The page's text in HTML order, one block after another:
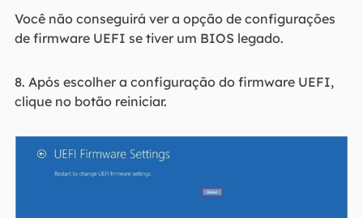
Você não conseguirá ver a opção de configurações
de firmware UEFI se tiver um BIOS legado.
8. Após escolher a configuração do firmware UEFI,
clique no botão reiniciar.